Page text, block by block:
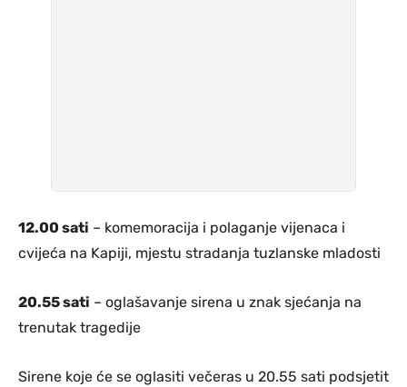
12.00 sati – komemoracija i polaganje vijenaca i
cvijeća na Kapiji, mjestu stradanja tuzlanske mladosti
20.55 sati – oglašavanje sirena u znak sjećanja na
trenutak tragedije
Sirene koje će se oglasiti večeras u 20.55 sati podsjetit